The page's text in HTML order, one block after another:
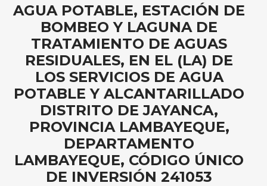
AGUA POTABLE, ESTACIÓN DE
BOMBEO Y LAGUNA DE
TRATAMIENTO DE AGUAS
RESIDUALES, EN EL (LA) DE
LOS SERVICIOS DE AGUA
POTABLE Y ALCANTARILLADO
DISTRITO DE JAYANCA,
PROVINCIA LAMBAYEQUE,
DEPARTAMENTO
LAMBAYEQUE, CÓDIGO ÚNICO
DE INVERSIÓN 241053